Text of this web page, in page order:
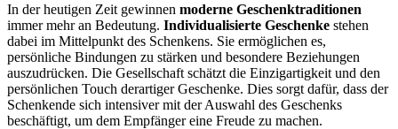
In der heutigen Zeit gewinnen moderne Geschenktraditionen
immer mehr an Bedeutung. Individualisierte Geschenke stehen
dabei im Mittelpunkt des Schenkens. Sie ermöglichen es,
persönliche Bindungen zu stärken und besondere Beziehungen
auszudrücken. Die Gesellschaft schätzt die Einzigartigkeit und den
persönlichen Touch derartiger Geschenke. Dies sorgt dafür, dass der
Schenkende sich intensiver mit der Auswahl des Geschenks
beschäftigt, um dem Empfänger eine Freude zu machen.